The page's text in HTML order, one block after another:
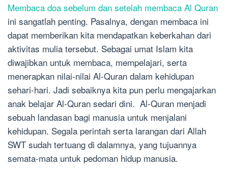
Membaca doa sebelum dan setelah membaca Al Quran
ini sangatlah penting. Pasalnya, dengan membaca ini
dapat memberikan kita mendapatkan keberkahan dari
aktivitas mulia tersebut. Sebagai umat Islam kita
diwajibkan untuk membaca, mempelajari, serta
menerapkan nilai-nilai Al-Quran dalam kehidupan
sehari-hari. Jadi sebaiknya kita pun perlu mengajarkan
anak belajar Al-Quran sedari dini. Al-Quran menjadi
sebuah landasan bagi manusia untuk menjalani
kehidupan. Segala perintah serta larangan dari Allah
SWT sudah tertuang di dalamnya, yang tujuannya
semata-mata untuk pedoman hidup manusia.